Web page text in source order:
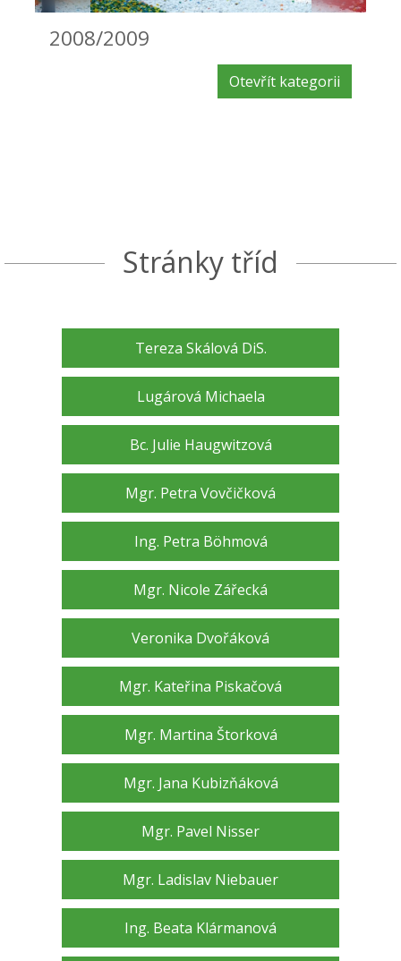
2008/2009
Otevřít kategorii
Stránky tříd
Tereza Skálová DiS.
Lugárová Michaela
Bc. Julie Haugwitzová
Mgr. Petra Vovčičková
Ing. Petra Böhmová
Mgr. Nicole Zářecká
Veronika Dvořáková
Mgr. Kateřina Piskačová
Mgr. Martina Štorková
Mgr. Jana Kubizňáková
Mgr. Pavel Nisser
Mgr. Ladislav Niebauer
Ing. Beata Klármanová